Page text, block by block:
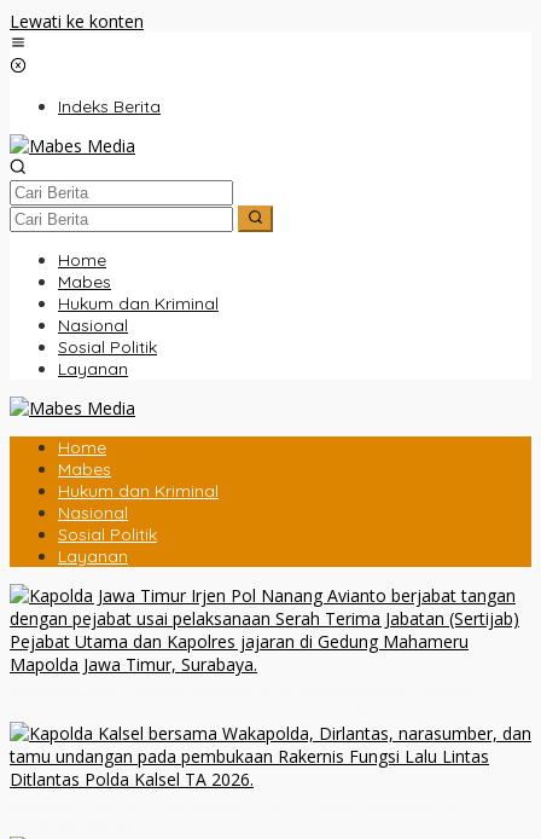
Lewati ke konten
Indeks Berita
Home
Mabes
Hukum dan Kriminal
Nasional
Sosial Politik
Layanan
Home
Mabes
Hukum dan Kriminal
Nasional
Sosial Politik
Layanan